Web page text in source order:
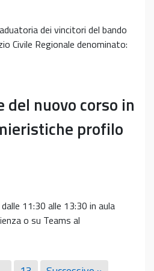
dei vincitori del bando
Civile Regionale denominato:
del nuovo corso in
profilo
11:30 alle 13:30 in aula
o su Teams al